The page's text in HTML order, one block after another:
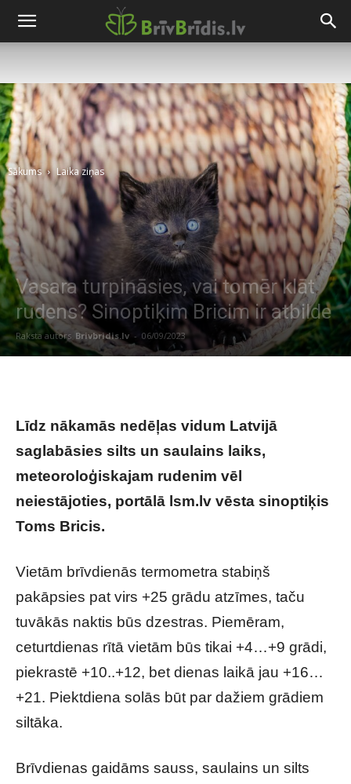
Sākums Laika ziņas
Vasara turpināsies, vai tomēr klāt
rudens? Sinoptiķim Bricim ir atbilde
Raksta autors Brivbridis.lv - 06/09/2023
Līdz nākamās nedēļas vidum Latvijā
saglabāsies silts un saulains laiks,
meteoroloģiskajam rudenim vēl
neiestājoties, portālā lsm.lv vēsta sinoptiķis
Toms Bricis.
Vietām brīvdienās termometra stabiņš
pakāpsies pat virs +25 grādu atzīmes, taču
tuvākās naktis būs dzestras. Piemēram,
ceturtdienas rītā vietām būs tikai +4…+9 grādi,
piekrastē +10..+12, bet dienas laikā jau +16…
+21. Piektdiena solās būt par dažiem grādiem
siltāka.
Brīvdienas gaidāms sauss, saulains un silts